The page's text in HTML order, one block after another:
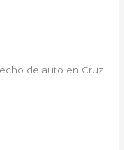
de auto en Cruz